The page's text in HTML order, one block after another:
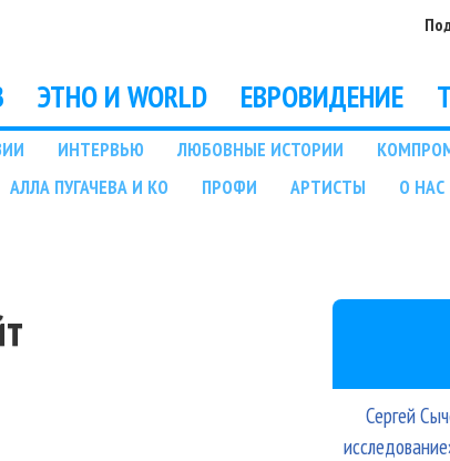
ЭТНО И WORLD ЕВРОВИДЕНИЕ
ИНТЕРВЬЮ ЛЮБОВНЫЕ ИСТОРИИ
АЛЛА ПУГАЧЕВА И КО ПРОФИ АРТИСТЫ О НАС
Сергей